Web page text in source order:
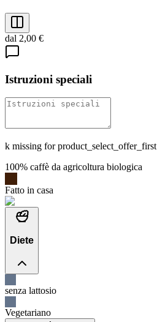
dal 2,00 €
Istruzioni speciali
k missing for product_select_offer_first
100% caffè da agricoltura biologica
Fatto in casa
Diete
senza lattosio
Vegetariano